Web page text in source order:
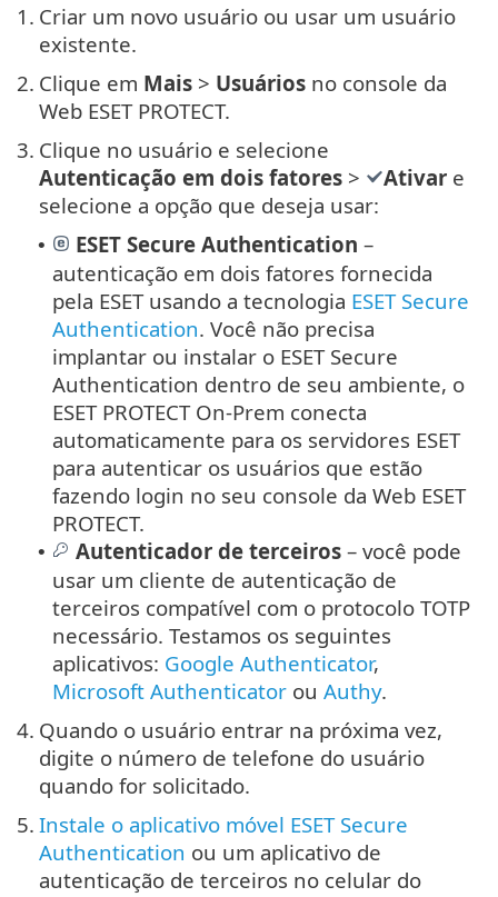
1. Criar um novo usuário ou usar um usuário
existente.
2. Clique em Mais > Usuários no console da
Web ESET PROTECT.
3. Clique no usuário e selecione
Autenticação em dois fatores > Ativar e
selecione a opção que deseja usar:
• ESET Secure Authentication –
autenticação em dois fatores fornecida
pela ESET usando a tecnologia ESET Secure
Authentication. Você não precisa
implantar ou instalar o ESET Secure
Authentication dentro de seu ambiente, o
ESET PROTECT On-Prem conecta
automaticamente para os servidores ESET
para autenticar os usuários que estão
fazendo login no seu console da Web ESET
PROTECT.
• Autenticador de terceiros – você pode
usar um cliente de autenticação de
terceiros compatível com o protocolo TOTP
necessário. Testamos os seguintes
aplicativos: Google Authenticator,
Microsoft Authenticator ou Authy.
4. Quando o usuário entrar na próxima vez,
digite o número de telefone do usuário
quando for solicitado.
5. Instale o aplicativo móvel ESET Secure
Authentication ou um aplicativo de
autenticação de terceiros no celular do